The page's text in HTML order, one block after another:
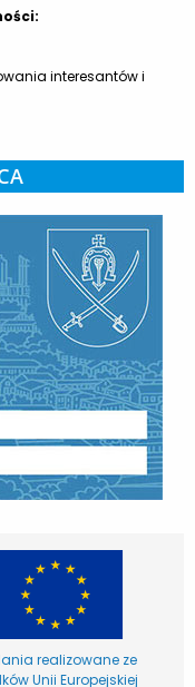
interesantów i
realizowane ze
Unii Europejskiej